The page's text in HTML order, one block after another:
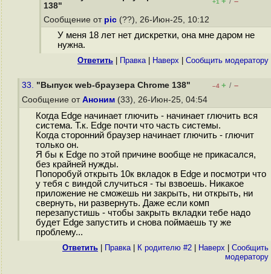
138"
+1
Сообщение от pic (??), 26-Июн-25, 10:12
У меня 18 лет нет дискретки, она мне даром не
нужна.
Ответить Правка| Наверх Cообщить модератору
33. "Выпуск web-браузера Chrome 138" –4 + / –
Сообщение от Аноним (33), 26-Июн-25, 04:54
Когда Edge начинает глючить - начинает глючить вся
система. Т.к. Edge почти что часть системы.
Когда сторонний браузер начинает глючить - глючит
только он.
Я бы к Edge по этой причине вообще не прикасался,
без крайней нужды.
Попоробуй открыть 10к вкладок в Edge и посмотри что
у тебя с виндой случиться - ты взвоешь. Никакое
приложение не сможешь ни закрыть, ни открыть, ни
свернуть, ни развернуть. Даже если комп
перезапустишь - чтобы закрыть вкладки тебе надо
будет Edge запустить и снова поймаешь ту же
проблему...
Ответить Правка| К родителю #2 Наверх
Cообщить
модератору